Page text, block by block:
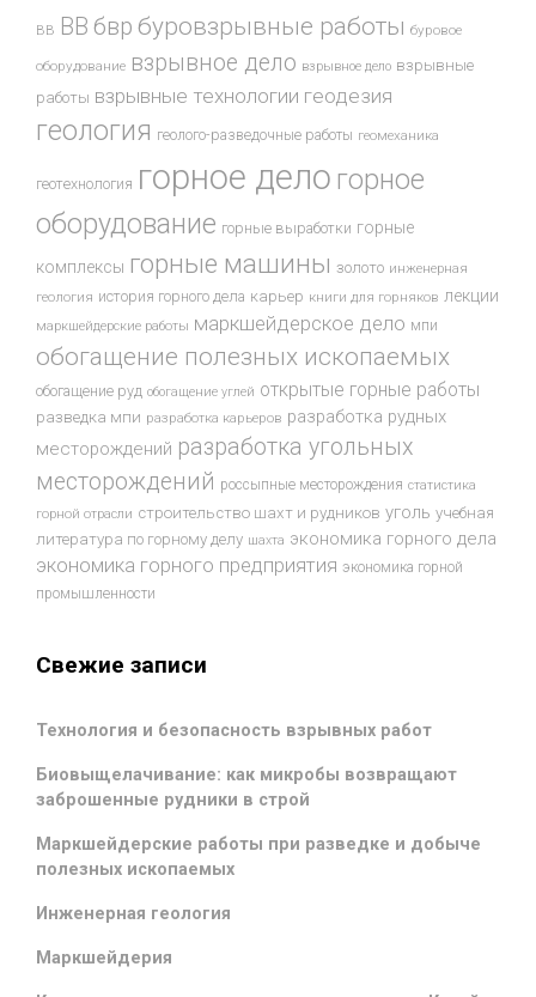
ВВ ВВ бвр буровзрывные работы буровое
оборудование взрывное дело взрывное дело взрывные
работы взрывные технологии геодезия
геология геолого-разведочные работы геомеханика
геотехнология горное дело горное
оборудование горные выработки горные
комплексы горные машины золото инженерная
геология история горного дела карьер книги для горняков лекции
маркшейдерские работы маркшейдерское дело мпи
обогащение полезных ископаемых
обогащение руд обогащение углей открытые горные работы
разведка мпи разработка карьеров разработка рудных
месторождений разработка угольных
месторождений россыпные месторождения статистика
горной отрасли строительство шахт и рудников уголь учебная
литература по горному делу шахта экономика горного дела
экономика горного предприятия экономика горной
промышленности
Свежие записи
Технология и безопасность взрывных работ
Биовыщелачивание: как микробы возвращают
заброшенные рудники в строй
Маркшейдерские работы при разведке и добыче
полезных ископаемых
Инженерная геология
Маркшейдерия